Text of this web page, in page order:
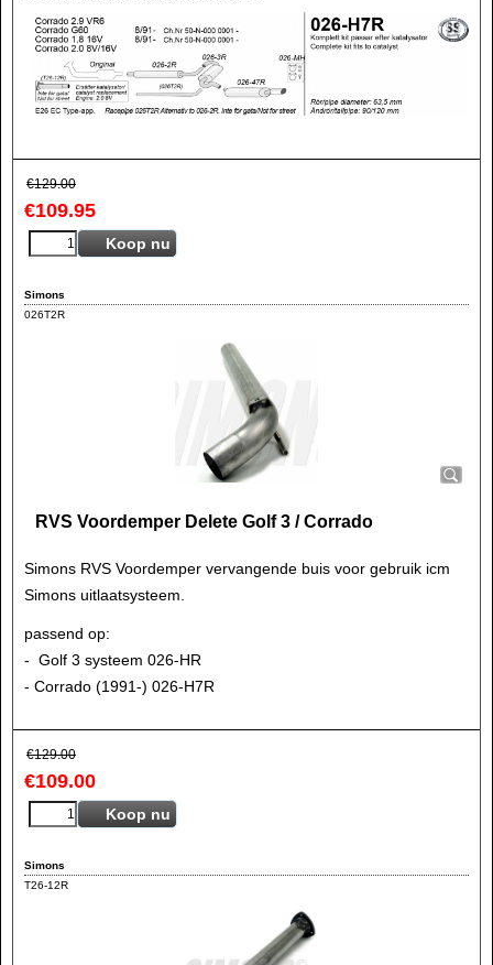
€129.00
€109.95
Koop nu
Simons
026T2R
RVS Voordemper Delete Golf 3 / Corrado
Simons RVS Voordemper vervangende buis voor gebruik icm
Simons uitlaatsysteem.
passend op:
- Golf 3 systeem 026-HR
- Corrado (1991-) 026-H7R
€129.00
€109.00
Koop nu
Simons
T26-12R